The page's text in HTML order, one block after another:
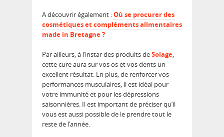
A découvrir également :Où se procurer des
cosmétiques et compléments alimentaires
made in Bretagne ?
Par ailleurs, à l’instar des produits deSolage,
cette cure aura sur vos os et vos dents un
excellent résultat. En plus, de renforcer vos
performances musculaires, il est idéal pour
votre immunité et pour les dépressions
saisonnières. Il est important de préciser qu’il
vous est aussi possible de le prendre tout le
reste de l’année.